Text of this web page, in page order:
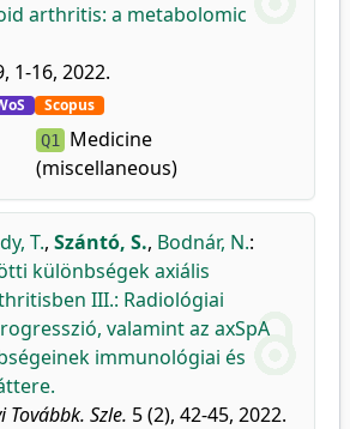
arthritis: a metabolomic
1-16, 2022.
Scopus
Q1 Medicine
(miscellaneous)
T., Szántó, S., Bodnár, N.:
különbségek axiális
III.: Radiológiai
valamint az axSpA
immunológiai és
Továbbk. Szle. 5 (2), 42-45, 2022.